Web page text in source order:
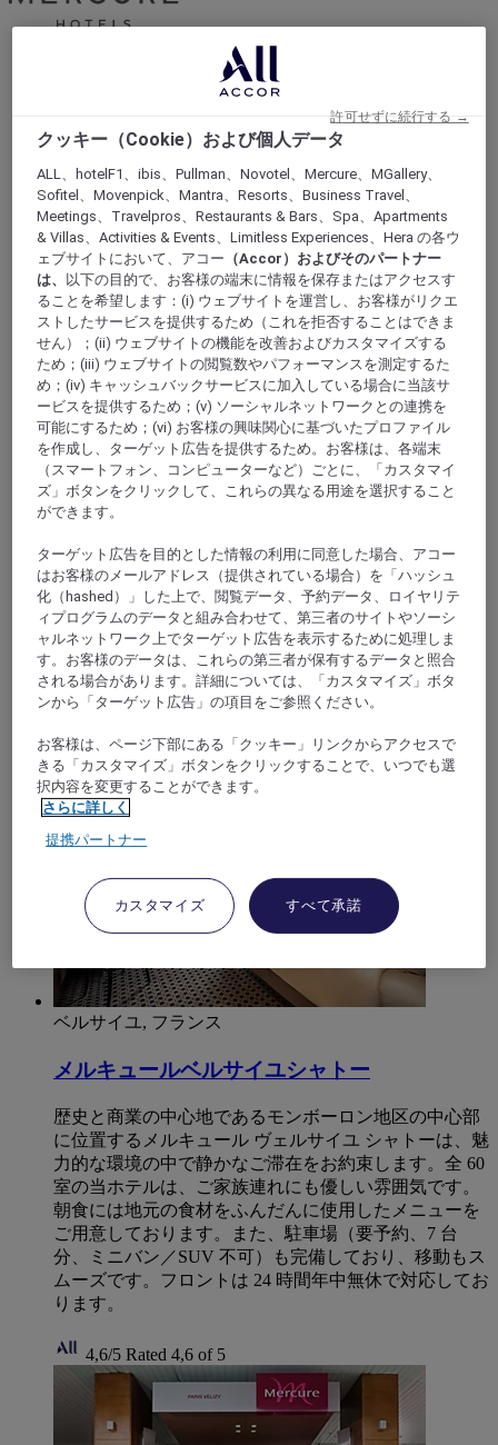
YVELINES
MAUREPAS, フランス
Mercure Maurepas Saint Quentin
Quentin-en-Yvelines and Trappes-Elancourt, not far from the
Vallee de Chevreuse and the National Velodrome, the
Mercure Maurepas Saint Quentin hotel provides an elegant
setting for business or leisure stays. The Le Transat restaurant
serves home-cooked food and you can eat on the terrace in
summer. We have 5 modular meeting rooms that can
accommodate up to 150 people, in a space especially
designed to ensure the success of your meetings.
4,4/5Rated 4,4 of 5
ベルサイユ, フランス
メルキュールベルサイユシャトー
歴史と商業の中心地であるモンボーロン地区の中心部
に位置するメルキュール ヴェルサイユ シャトーは、魅
力的な環境の中で静かなご滞在をお約束します。全 60
室の当ホテルは、ご家族連れにも優しい雰囲気です。
朝食には地元の食材をふんだんに使用したメニューを
ご用意しております。また、駐車場（要予約、7 台
分、ミニバン／SUV 不可）も完備しており、移動もス
ムーズです。フロントは 24 時間年中無休で対応してお
ります。
4,6/5 Rated 4,6 of 5
クッキー（Cookie）および個人データ
ALL、hotelF1、ibis、Pullman、Novotel、Mercure、MGallery、
Sofitel、Movenpick、Mantra、Resorts、Business Travel、
Meetings、Travelpros、Restaurants & Bars、Spa、Apartments
& Villas、Activities & Events、Limitless Experiences、Hera の各ウ
ェブサイトにおいて、アコー （Accor）およびそのパートナー
は、 以下の目的で、お客様の端末に情報を保存またはアクセスす
ることを希望します：(i) ウェブサイトを運営し、お客様がリクエ
ストしたサービスを提供するため（これを拒否することはできま
せん）；(ii) ウェブサイトの機能を改善およびカスタマイズする
ため；(iii) ウェブサイトの閲覧数やパフォーマンスを測定するた
め；(iv) キャッシュバックサービスに加入している場合に当該サ
ービスを提供するため；(v) ソーシャルネットワークとの連携を
可能にするため；(vi) お客様の興味関心に基づいたプロファイル
を作成し、ターゲット広告を提供するため。お客様は、各端末
（スマートフォン、コンピューターなど）ごとに、「カスタマイ
ズ」ボタンをクリックして、これらの異なる用途を選択すること
ができます。
ターゲット広告を目的とした情報の利用に同意した場合、アコー
はお客様のメールアドレス（提供されている場合）を「ハッシュ
化（hashed）」した上で、閲覧データ、予約データ、ロイヤリテ
ィプログラムのデータと組み合わせて、第三者のサイトやソーシ
ャルネットワーク上でターゲット広告を表示するために処理しま
す。お客様のデータは、これらの第三者が保有するデータと照合
される場合があります。詳細については、「カスタマイズ」ボタ
ンから「ターゲット広告」の項目をご参照ください。
お客様は、ページ下部にある「クッキー」リンクからアクセスで
きる「カスタマイズ」ボタンをクリックすることで、いつでも選
択内容を変更することができます。
さらに詳しく
提携パートナー
カスタマイズ すべて承諾
許可せずに続行する →